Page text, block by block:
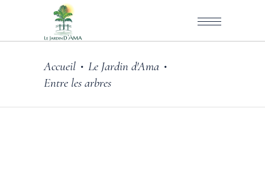
Accueil • Le Jardin d'Ama •
Entre les arbres